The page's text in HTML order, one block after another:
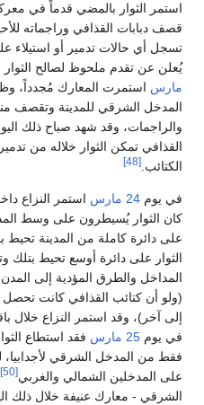
استمر الثوار بالمضي قدماً في
قصف دبابات القذافي وراجماته
تسجل أي حالات تدمير أو استيلاء
يُعلن عن تقدم ملحوظ لصالح الثوار
مارس استمرت المعارك مُجدداً،
المدخل الشرقي للمدينة وتقصف منه
والراجمات، وقد شهد صباح ذلك
القذافي تمكن الثوار خلاله من
الكتائب. [48]
في يوم 24 مارس
استمر النزاع
كان الثوار يُسيطرون على وسط
على دائرة كاملة من المدينة
الثوار على دائرة أوسع تحيط
المداخل والطرق المؤدية إلى
(ولو أن كتائب القذافي كانت
إلى آخر)، وقد استمر النزاع خلال
في يوم 25 مارس
فقد استطاع
فقط من المدخل الشرقي
على المدخلين الشمالي والغربي[50]
الشرقي - معارك عنيفة خلال ذلك